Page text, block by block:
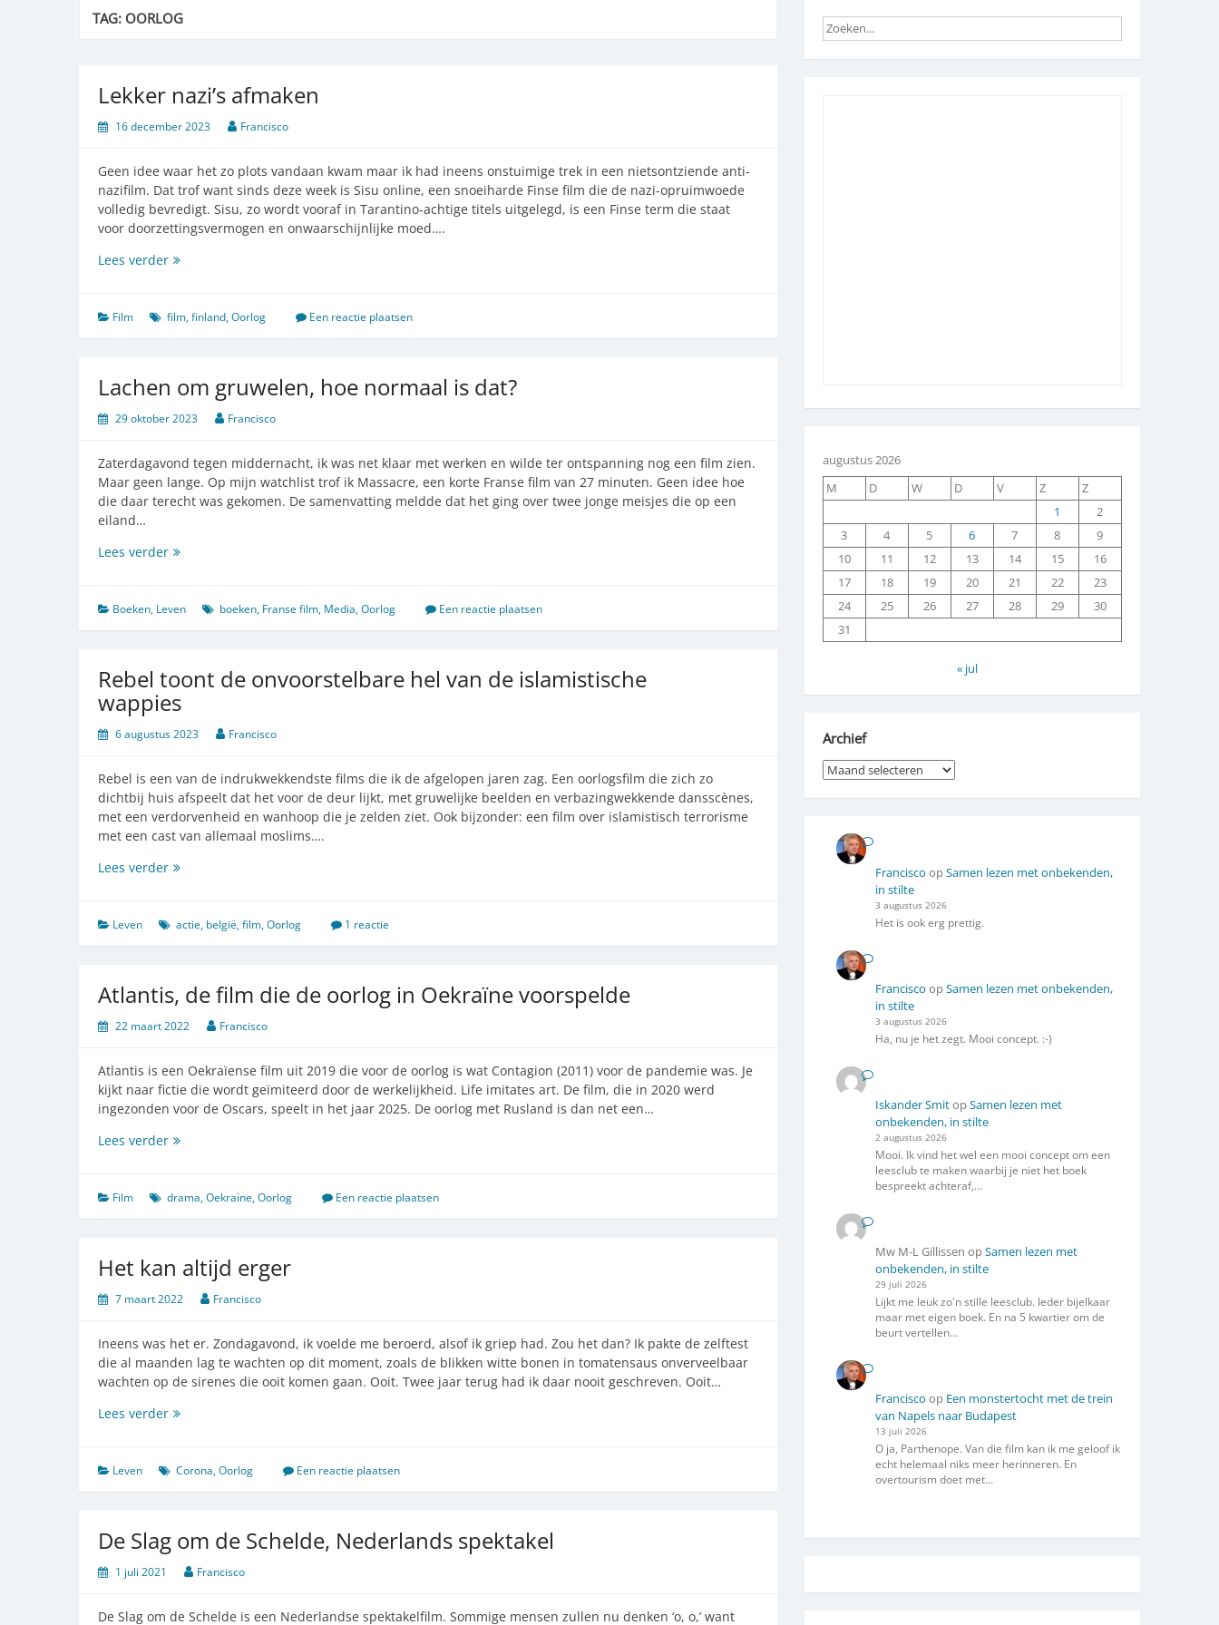
TAG: OORLOG
Lekker nazi’s afmaken
16 december 2023 Francisco
Geen idee waar het zo plots vandaan kwam maar ik had ineens onstuimige trek in een nietsontziende anti-
nazifilm. Dat trof want sinds deze week is Sisu online, een snoeiharde Finse film die de nazi-opruimwoede
volledig bevredigt. Sisu, zo wordt vooraf in Tarantino-achtige titels uitgelegd, is een Finse term die staat
voor doorzettingsvermogen en onwaarschijnlijke moed….
Lees verderLekker
Film film,finland,Oorlog Een reactie plaatsen
Lachen om gruwelen, hoe normaal is dat?
29 oktober 2023 Francisco
Zaterdagavond tegen middernacht, ik was net klaar met werken en wilde ter ontspanning nog een film zien.
Maar geen lange. Op mijn watchlist trof ik Massacre, een korte Franse film van 27 minuten. Geen idee hoe
die daar terecht was gekomen. De samenvatting meldde dat het ging over twee jonge meisjes die op een
eiland…
Lees verderLachen
hoe
normaal
Boeken, Leven boeken, Franse film, Media,Oorlog Een reactie plaatsen
Rebel toont de onvoorstelbare hel van de islamistische
wappies
6 augustus 2023 Francisco
Rebel is een van de indrukwekkendste films die ik de afgelopen jaren zag. Een oorlogsfilm die zich zo
dichtbij huis afspeelt dat het voor de deur lijkt, met gruwelijke beelden en verbazingwekkende dansscènes,
met een verdorvenheid en wanhoop die je zelden ziet. Ook bijzonder: een film over islamistisch terrorisme
met een cast van allemaal moslims….
Lees verderRebel
onvoorstelbare
hel
islamistische
wappies
Leven actie, belgië,film,Oorlog 1 reactie
Atlantis, de film die de oorlog in Oekraïne voorspelde
22 maart 2022 Francisco
Atlantis is een Oekraïense film uit 2019 die voor de oorlog is wat Contagion (2011) voor de pandemie was. Je
kijkt naar fictie die wordt geïmiteerd door de werkelijkheid. Life imitates art. De film, die in 2020 werd
ingezonden voor de Oscars, speelt in het jaar 2025. De oorlog met Rusland is dan net een…
Lees verderAtlantis,
die
de
Oekraïne
voorspelde
Film drama,Oekraïne,Oorlog Een reactie plaatsen
Het kan altijd erger
7 maart 2022 Francisco
Ineens was het er. Zondagavond, ik voelde me beroerd, alsof ik griep had. Zou het dan? Ik pakte de zelftest
die al maanden lag te wachten op dit moment, zoals de blikken witte bonen in tomatensaus onverveelbaar
wachten op de sirenes die ooit komen gaan. Ooit. Twee jaar terug had ik daar nooit geschreven. Ooit…
Lees verderHet
erger
Leven Corona,Oorlog Een reactie plaatsen
De Slag om de Schelde, Nederlands spektakel
1 juli 2021 Francisco
De Slag om de Schelde is een Nederlandse spektakelfilm. Sommige mensen zullen nu denken ‘o, o,’ want
augustus 2026
M
D W D V Z
Z
1
2
3
4 5 6 7 8
9
10
11 12 13 14 15
16
17
18 19 20 21 22
23
24
25 26 27 28 29
30
31
« jul
Archief
Archief
Francisco opSamen lezen met onbekenden,
in stilte
3 augustus 2026
Het is ook erg prettig.
Francisco opSamen lezen met onbekenden,
in stilte
3 augustus 2026
Ha, nu je het zegt. Mooi concept. :-)
Iskander SmitopSamen lezen met
onbekenden, in stilte
2 augustus 2026
Mooi. Ik vind het wel een mooi concept om een
leesclub te maken waarbij je niet het boek
bespreekt achteraf,…
Mw M-L Gillissen opSamen lezen met
onbekenden, in stilte
29 juli 2026
Lijkt me leuk zo'n stille leesclub. Ieder bijelkaar
maar met eigen boek. En na 5 kwartier om de
beurt vertellen…
Francisco op Een monstertocht met de trein
van Napels naar Budapest
13 juli 2026
O ja, Parthenope. Van die film kan ik me geloof ik
echt helemaal niks meer herinneren. En
overtourism doet met…